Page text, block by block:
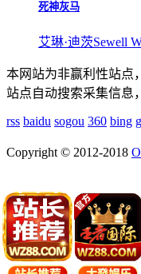
死神灰马
艾琳·迪茨Sewell
本网站为非赢利性站点
站点自动搜索采集信息
rss baidu sogou 360 bing
Copyright © 2012-2018